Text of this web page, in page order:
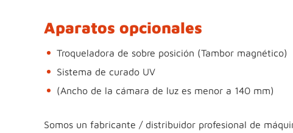
Aparatos opcionales
Troqueladora de sobre posición (Tambor magnético)
Sistema de curado UV
(Ancho de la cámara de luz es menor a 140 mm)
Somos un fabricante / distribuidor profesional de